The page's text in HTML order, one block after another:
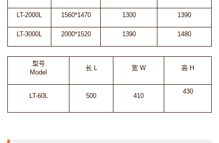
LT-2000L 1560*1470 1300 1390
LT-3000L 2000*1520 1390 1480
型号
Model
长 L 宽 W 高 H
LT-60L 500 410
430